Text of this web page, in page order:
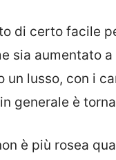
di certo facile
sia aumentato
un lusso, con i
generale è
è più rosea